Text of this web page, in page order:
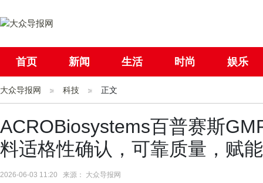
首页 新闻 生活 时尚 娱乐
社会 国际
大众导报网 科技 正文
ACROBiosystems百普赛斯
料适格性确认，可靠质量，赋
2026-06-03 11:20 来源： 大众导报网